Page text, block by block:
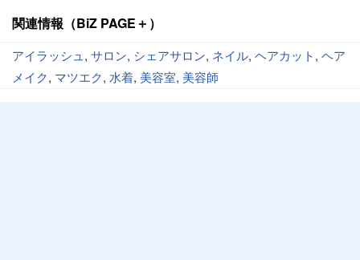
関連情報（BiZ PAGE＋）
アイラッシュ, サロン, シェアサロン, ネイル, ヘアカット, ヘア
メイク, マツエク, 水着, 美容室, 美容師